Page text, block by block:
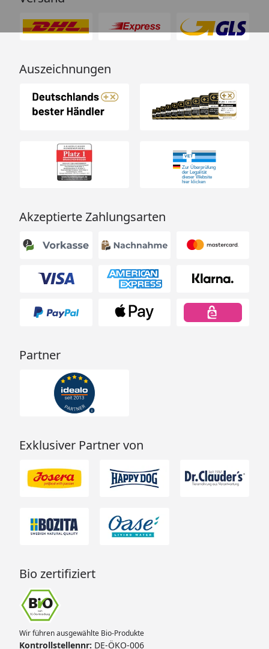
EAN
4033766143144
Material
Textilüberzug
38 × 38 × 50 cm
Gewicht
Wohlfühloase, die Krallenpflege, Spiel und Design
harmonisch vereint.
Auszeichnungen
Akzeptierte Zahlungsarten
Partner
Exklusiver Partner von
Bio zertifiziert
Wir führen ausgewählte Bio-Produkte
Kontrollstellennr: DE-ÖKO-006